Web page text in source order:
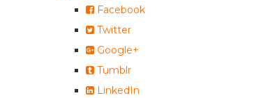
Facebook
Twitter
Google+
Tumblr
LinkedIn